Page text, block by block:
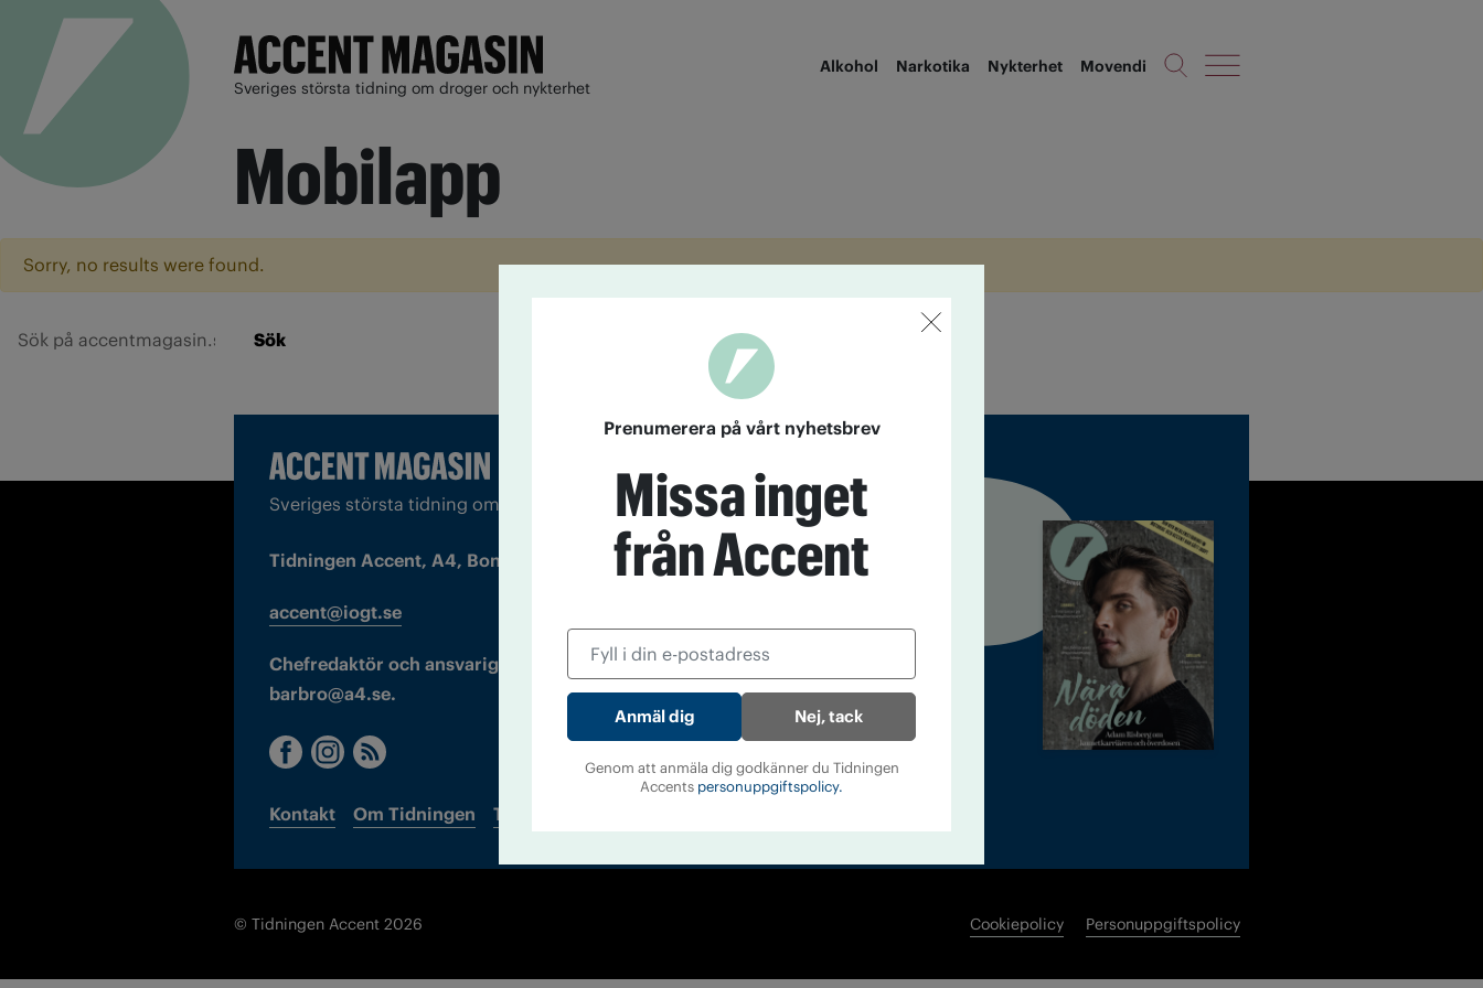
Sveriges största tidning om droger och nykterhet
Alkohol Narkotika Nykterhet Movendi
Mobilapp
Sorry, no results were found.
Sök
Sveriges största tidning om droger och nykterhet
Tidningen Accent, A4, Bondegatan 21, 116 33 Stockholm
accent@iogt.se
Chefredaktör och ansvarig utgivare: Barbro Janson Lundkvist,
barbro@a4.se.
Kontakt Om Tidningen Tidningsarkiv
© Tidningen Accent 2026 Cookiepolicy Personuppgiftspolicy
Prenumerera på vårt nyhetsbrev
Missa inget
från Accent
Nej, tack
Genom att anmäla dig godkänner du Tidningen
Accents personuppgiftspolicy.